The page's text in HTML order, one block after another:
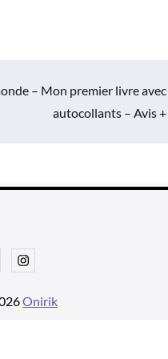
– Mon premier livre avec
autocollants – Avis +
Instagram
Onirik
par